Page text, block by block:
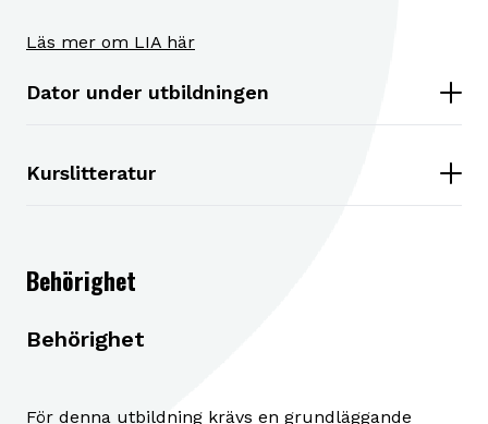
Läs mer om LIA här
Dator under utbildningen
Kurslitteratur
Behörighet
Behörighet
För denna utbildning krävs en grundläggande